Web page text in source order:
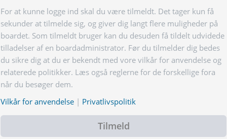
For at kunne logge ind skal du være tilmeldt. Det tager kun få
sekunder at tilmelde sig, og giver dig langt flere muligheder på
boardet. Som tilmeldt bruger kan du desuden få tildelt udvidede
tilladelser af en boardadministrator. Før du tilmelder dig bedes
du sikre dig at du er bekendt med vore vilkår for anvendelse og
relaterede politikker. Læs også reglerne for de forskellige fora
når du besøger dem.
Vilkår for anvendelse | Privatlivspolitik
Tilmeld